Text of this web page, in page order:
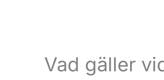
Vad gäller